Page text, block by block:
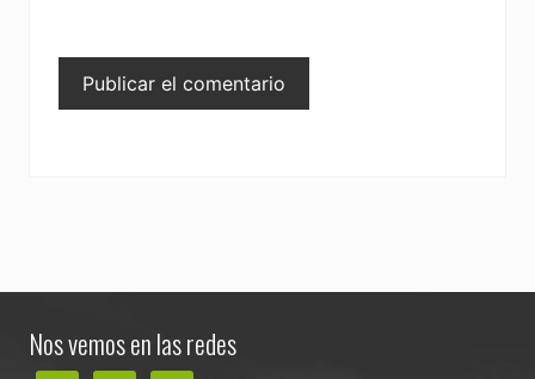
Nos vemos en las redes